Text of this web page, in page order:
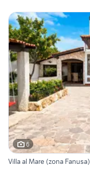
6
Villa al Mare (zona Fanusa)